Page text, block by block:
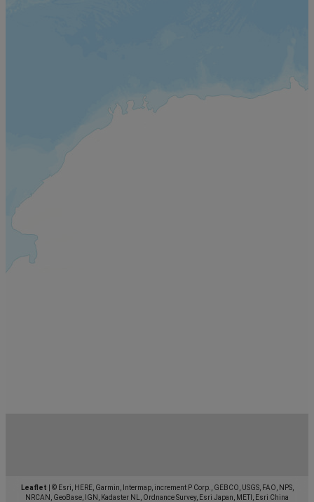
Leaflet
© Esri, HERE, Garmin, Intermap, increment P Corp., GEBCO, USGS, FAO, NPS,
NRCAN, GeoBase, IGN, Kadaster NL, Ordnance Survey, Esri Japan, METI, Esri China